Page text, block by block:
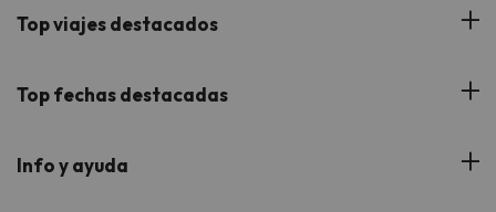
Buscounchollo en los medios
Proveedores
Hoteles Andalucía
Hoteles Cataluña
Top viajes destacados
Viajes con Niños
Viajes de Novios
Top fechas destacadas
Verano
Info y ayuda